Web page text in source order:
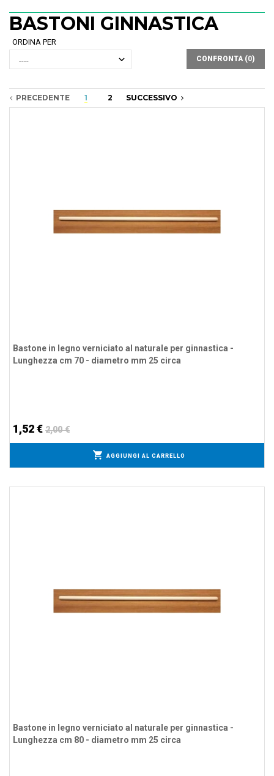
BASTONI GINNASTICA
ORDINA PER
CONFRONTA (0)
PRECEDENTE 1 2 SUCCESSIVO
Bastone in legno verniciato al naturale per ginnastica -
Lunghezza cm 70 - diametro mm 25 circa
1,52 € 2,00 €
AGGIUNGI AL CARRELLO
Bastone in legno verniciato al naturale per ginnastica -
Lunghezza cm 80 - diametro mm 25 circa